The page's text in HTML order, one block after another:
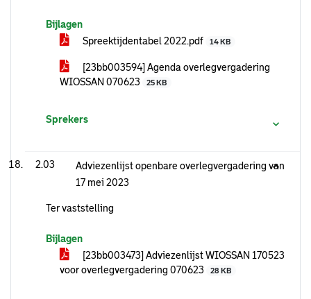
Bijlagen
Spreektijdentabel 2022.pdf
14 KB
[23bb003594] Agenda overlegvergadering
WIOSSAN 070623
25 KB
Sprekers
2.03
Adviezenlijst openbare overlegvergadering van
17 mei 2023
Ter vaststelling
Bijlagen
[23bb003473] Adviezenlijst WIOSSAN 170523
voor overlegvergadering 070623
28 KB